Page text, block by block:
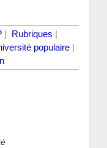
| Rubriques
populaire